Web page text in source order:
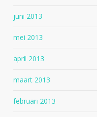
juni 2013
mei 2013
april 2013
maart 2013
februari 2013